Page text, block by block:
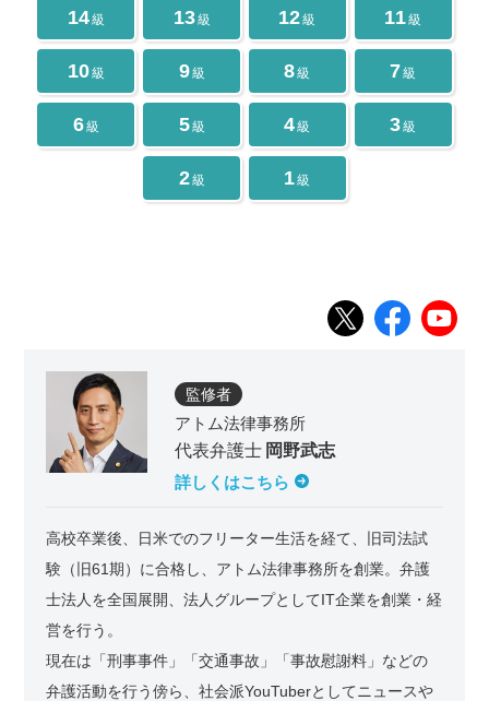
14級 13級 12級 11級
10級 9級 8級 7級
6級 5級 4級 3級
2級 1級
監修者
アトム法律事務所
代表弁護士 岡野武志
詳しくはこちら
高校卒業後、日米でのフリーター生活を経て、旧司法試
験（旧61期）に合格し、アトム法律事務所を創業。弁護
士法人を全国展開、法人グループとしてIT企業を創業・経
営を行う。
現在は「刑事事件」「交通事故」「事故慰謝料」などの
弁護活動を行う傍ら、社会派YouTuberとしてニュースや